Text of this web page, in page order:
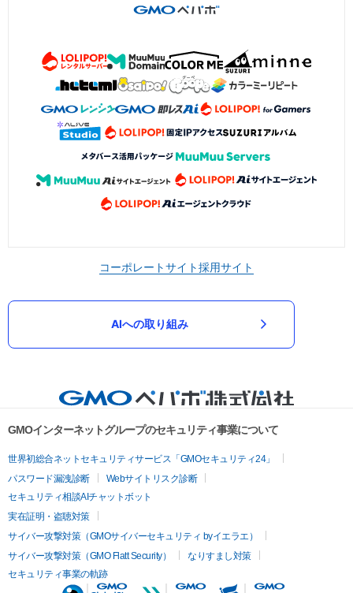
コーポレートサイト採用サイト
AIへの取り組み
GMOインターネットグループのセキュリティ事業について
世界初総合ネットセキュリティサービス「GMOセキュリティ24」
パスワード漏洩診断
Webサイトリスク診断
セキュリティ相談AIチャットボット
実在証明・盗聴対策
サイバー攻撃対策（GMOサイバーセキュリティ byイエラエ）
サイバー攻撃対策（GMO Flatt Security）
なりすまし対策
セキュリティ事業の軌跡